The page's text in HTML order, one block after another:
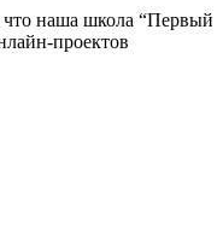
что наша школа “Первый
проектов